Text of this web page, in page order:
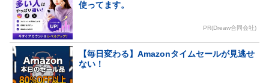
使ってます。
PR(Dreaw合同会社)
【毎日変わる】Amazonタイムセールが見逃せ
ない！